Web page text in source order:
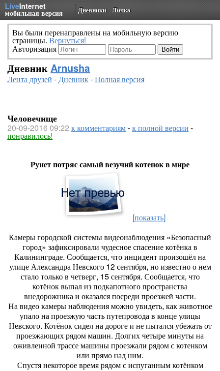
LiveInternet
мобильная версия Дневники Личка
Вы были перенаправлены на мобильную версию
страницы. Вернуться!
Авторизация
Дневник Arnusha
Лента друзей -Дневник-Полная версия
Человечище
20-09-2016 09:22 к комментариям-к полной версии -
понравилось!
Рунет потряс самый везучий котенок в мире
[показать]
Камеры городской системы видеонаблюдения «Безопасный
город» зафиксировали чудесное спасение котёнка в
Калининграде. Сообщается, что инцидент произошёл на
улице Александра Невского 12 сентября, но известно о нем
стало только в четверг, 15 сентября. Сообщается, что
котёнок выпал из подкапотного пространства
внедорожника и оказался посреди проезжей части.
На видео камеры наблюдения можно увидеть, как животное
упало на проезжую часть путепровода в конце улицы
Невского. Котёнок сидел на дороге и не пытался убежать от
проезжающих рядом машин. Долгих четыре минуты на
оживленной трассе машины проезжали рядом с котенком
или прямо над ним.
Спустя некоторое время рядом с испуганным котёнком